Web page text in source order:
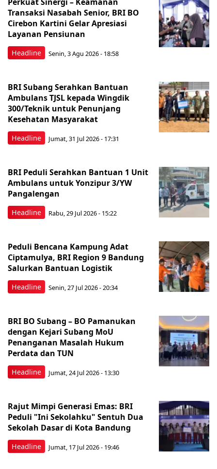
Headline
Transaksi Nasabah Senior, BRI BO
Cirebon Kartini Gelar Apresiasi
Layanan Pensiunan
Senin, 3 Agu 2026 - 18:58
Headline
BRI Subang Serahkan Bantuan
Ambulans TJSL kepada Wingdik
300/Teknik untuk Penunjang
Kesehatan Masyarakat ​
Jumat, 31 Jul 2026 - 17:31
Headline
BRI Peduli Serahkan Bantuan 1 Unit
Ambulans untuk Yonzipur 3/YW
Pangalengan
Rabu, 29 Jul 2026 - 15:22
Headline
Peduli Bencana Kampung Adat
Ciptamulya, BRI Region 9 Bandung
Salurkan Bantuan Logistik
Senin, 27 Jul 2026 - 20:34
Headline
BRI BO Subang – BO Pamanukan
dengan Kejari Subang MoU
Penanganan Masalah Hukum
Perdata dan TUN
Jumat, 24 Jul 2026 - 13:30
Headline
Rajut Mimpi Generasi Emas: BRI
Peduli "Ini Sekolahku" Sentuh Dua
Sekolah Dasar di Kota Bandung
Jumat, 17 Jul 2026 - 19:46